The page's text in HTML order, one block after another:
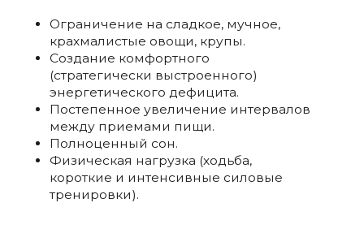
Ограничение на сладкое, мучное,
крахмалистые овощи, крупы.
Создание комфортного
(стратегически выстроенного)
энергетического дефицита.
Постепенное увеличение интервалов
между приемами пищи.
Полноценный сон.
Физическая нагрузка (ходьба,
короткие и интенсивные силовые
тренировки).